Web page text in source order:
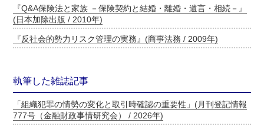
『Q&A保険法と家族 －保険契約と結婚・離婚・遺言・相続－』
(日本加除出版 / 2010年)
『反社会的勢力リスク管理の実務』(商事法務 / 2009年)
執筆した雑誌記事
「組織犯罪の情勢の変化と取引時確認の重要性」(月刊登記情報
777号（金融財政事情研究会） / 2026年)